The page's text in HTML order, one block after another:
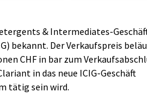
& Intermediates-
bekannt. Der Verkaufspreis
CHF in bar zum
in das neue ICIG-Geschäft
tätig sein wird.